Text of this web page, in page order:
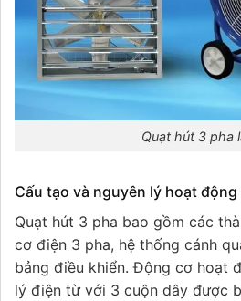
Quạt hút 3 pha
Cấu tạo và nguyên lý hoạt
Quạt hút 3 pha bao gồm các
cơ điện 3 pha, hệ thống cánh
bảng điều khiển. Động cơ hoạt
lý điện từ với 3 cuộn dây được